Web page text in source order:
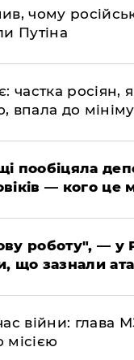
чому
Путіна
частка росіян,
впала до
пообіцяла
— кого це
роботу", — у
що зазнали
війни:
місією